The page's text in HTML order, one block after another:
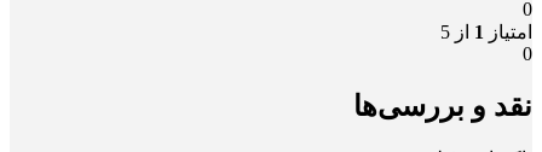
0
امتیاز 1 از 5
0
نقد و بررسی‌ها